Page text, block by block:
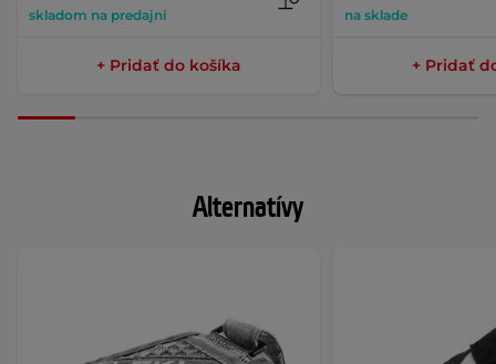
skladom na predajni
+ Pridať do košíka
na sklade
+ Pridať
Alternatívy